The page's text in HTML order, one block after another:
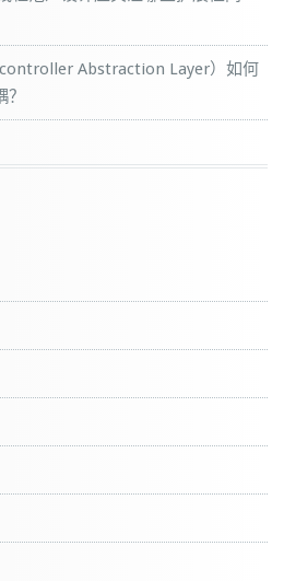
Abstraction Layer）如何